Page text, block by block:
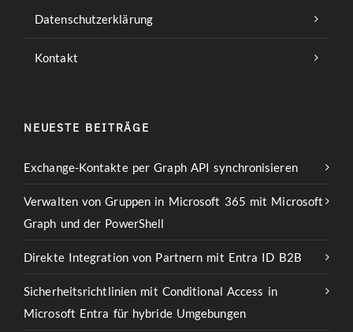
Datenschutzerklärung
Kontakt
NEUESTE BEITRÄGE
Exchange-Kontakte per Graph API synchronisieren
Verwalten von Gruppen in Microsoft 365 mit Microsoft
Graph und der PowerShell
Direkte Integration von Partnern mit Entra ID B2B
Sicherheitsrichtlinien mit Conditional Access in
Microsoft Entra für hybride Umgebungen